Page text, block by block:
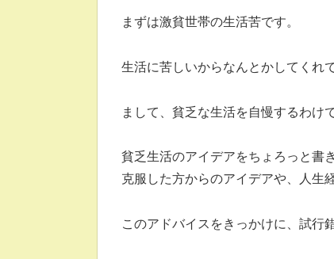
まずは激貧世帯の生活苦です。
生活に苦しいからなんとかしてくれ
まして、貧乏な生活を自慢するわけ
貧乏生活のアイデアをちょろっと書
克服した方からのアイデアや、人生
このアドバイスをきっかけに、試行